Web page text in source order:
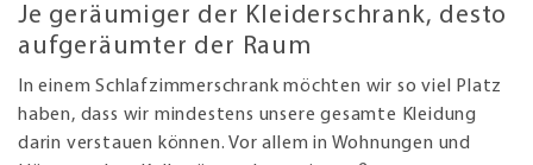
Je geräumiger der Kleiderschrank, desto
aufgeräumter der Raum
In einem Schlafzimmerschrank möchten wir so viel Platz
haben, dass wir mindestens unsere gesamte Kleidung
darin verstauen können. Vor allem in Wohnungen und